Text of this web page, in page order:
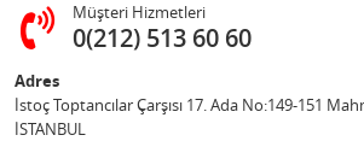
Müşteri Hizmetleri
0(212) 513 60 60
Adres
İstoç Toptancılar Çarşısı 17. Ada No:149-151
İSTANBUL